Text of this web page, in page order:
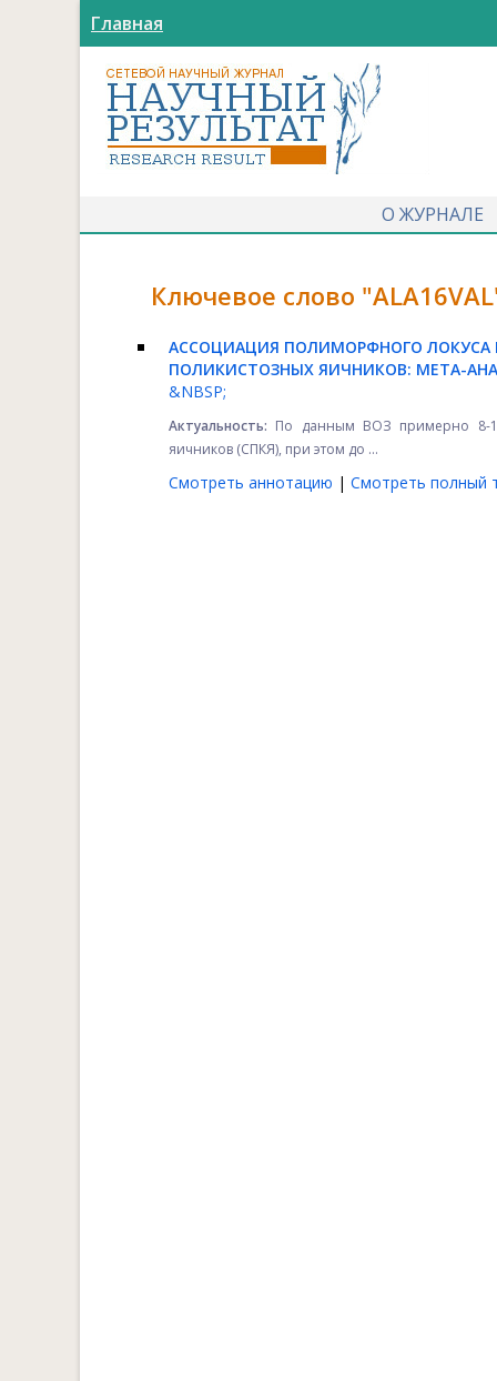
Главная
О ЖУРНАЛЕ
Ключевое слово
АССОЦИАЦИЯ ПОЛИМОРФНОГО ЛОКУСА
ПОЛИКИСТОЗНЫХ ЯИЧНИКОВ: МЕТА-
&NBSP;
Актуальность: По данным ВОЗ примерно 8-
яичников (СПКЯ), при этом до ...
Смотреть аннотацию | Смотреть полный